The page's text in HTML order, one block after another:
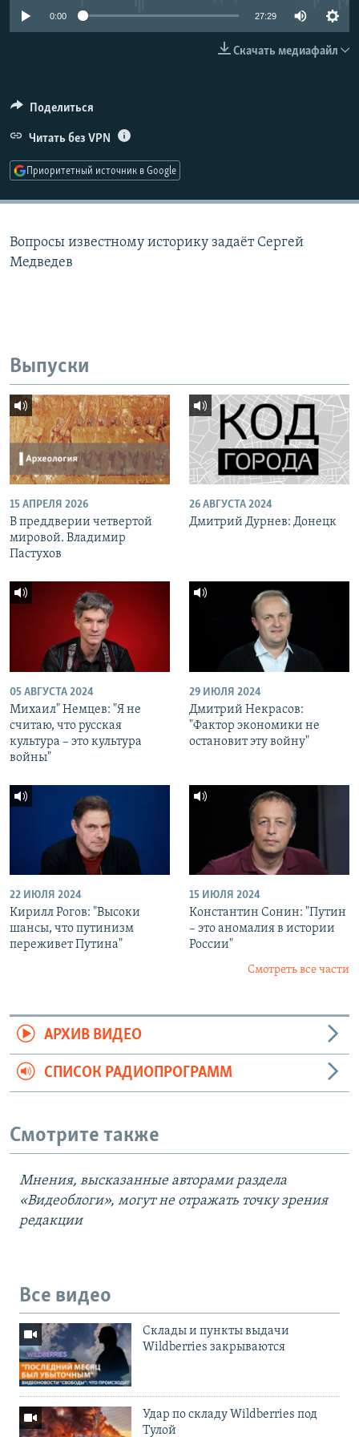
РАСПИСАНИЕ ВЕЩАНИЯ
0:00 27:29
Скачать медиафайл
Поделиться
Читать без VPN
Приоритетный источник в Google
Вопросы известному историку задаёт Сергей
Медведев
Выпуски
15 АПРЕЛЯ 2026
В преддверии четвертой
мировой. Владимир
Пастухов
26 АВГУСТА 2024
Дмитрий Дурнев: Донецк
05 АВГУСТА 2024
Михаил" Немцев: "Я не
считаю, что русская
культура – это культура
войны"
29 ИЮЛЯ 2024
Дмитрий Некрасов:
"Фактор экономики не
остановит эту войну"
22 ИЮЛЯ 2024
Кирилл Рогов: "Высоки
шансы, что путинизм
переживет Путина"
15 ИЮЛЯ 2024
Константин Сонин: "Путин
– это аномалия в истории
России"
Смотреть все части
АРХИВ ВИДЕО
СПИСОК РАДИОПРОГРАММ
Смотрите также
Мнения, высказанные авторами раздела
«Видеоблоги», могут не отражать точку зрения
редакции
Все видео
Cклады и пункты выдачи
Wildberries закрываются
Удар по складу Wildberries под
Тулой